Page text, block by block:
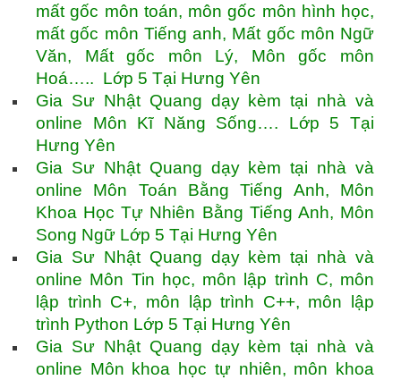
mất gốc môn toán, môn gốc môn hình học,
mất gốc môn Tiếng anh, Mất gốc môn Ngữ
Văn, Mất gốc môn Lý, Môn gốc môn
Hoá….. Lớp 5 Tại Hưng Yên
Gia Sư Nhật Quang dạy kèm tại nhà và
online Môn Kĩ Năng Sống…. Lớp 5 Tại
Hưng Yên
Gia Sư Nhật Quang dạy kèm tại nhà và
online Môn Toán Bằng Tiếng Anh, Môn
Khoa Học Tự Nhiên Bằng Tiếng Anh, Môn
Song Ngữ Lớp 5 Tại Hưng Yên
Gia Sư Nhật Quang dạy kèm tại nhà và
online Môn Tin học, môn lập trình C, môn
lập trình C+, môn lập trình C++, môn lập
trình Python Lớp 5 Tại Hưng Yên
Gia Sư Nhật Quang dạy kèm tại nhà và
online Môn khoa học tự nhiên, môn khoa